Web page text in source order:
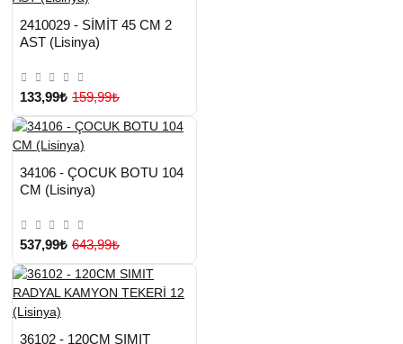
TESLİMAT
2410029 - SİMİT 45 CM 2
AST (Lisinya)
133,99₺ 159,99₺
TESLİMAT
34106 - ÇOCUK BOTU 104
CM (Lisinya)
537,99₺ 643,99₺
TESLİMAT
36102 - 120CM SIMIT